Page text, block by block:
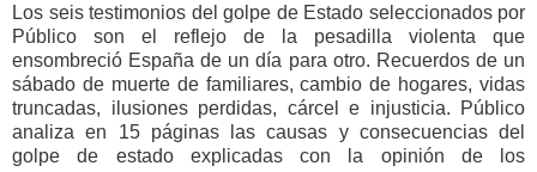
Los seis testimonios del golpe de Estado seleccionados por
Público son el reflejo de la pesadilla violenta que
ensombreció España de un día para otro. Recuerdos de un
sábado de muerte de familiares, cambio de hogares, vidas
truncadas, ilusiones perdidas, cárcel e injusticia. Público
analiza en 15 páginas las causas y consecuencias del
golpe de estado explicadas con la opinión de los